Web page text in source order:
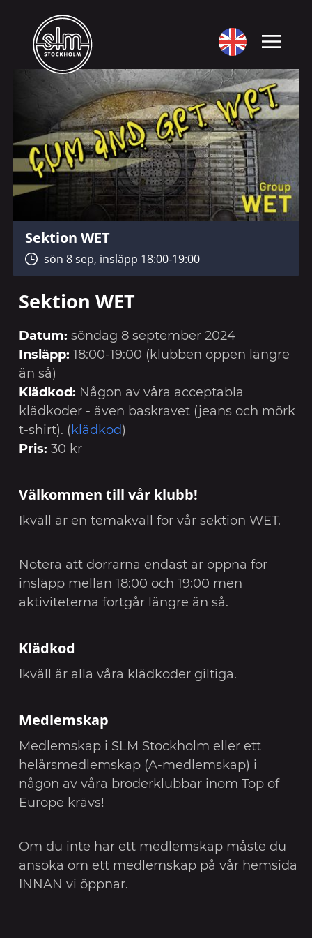
Sektion WET
sön 8 sep, insläpp 18:00-19:00
Sektion WET
Datum: söndag 8 september 2024
Insläpp: 18:00-19:00 (klubben öppen längre
än så)
Klädkod: Någon av våra acceptabla
klädkoder - även baskravet (jeans och mörk
t-shirt). (klädkod)
Pris: 30 kr
Välkommen till vår klubb!
Ikväll är en temakväll för vår sektion WET.
Notera att dörrarna endast är öppna för
insläpp mellan 18:00 och 19:00 men
aktiviteterna fortgår längre än så.
Klädkod
Ikväll är alla våra klädkoder giltiga.
Medlemskap
Medlemskap i SLM Stockholm eller ett
helårsmedlemskap (A-medlemskap) i
någon av våra broderklubbar inom Top of
Europe krävs!
Om du inte har ett medlemskap måste du
ansöka om ett medlemskap på vår hemsida
INNAN vi öppnar.